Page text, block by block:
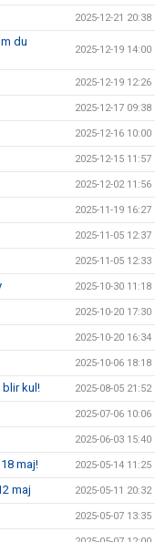
2025-12-21 20:38
du
2025-12-19 14:00
2025-12-19 12:26
2025-12-17 09:38
2025-12-16 10:00
2025-12-15 11:57
2025-12-02 11:56
2025-11-19 16:27
2025-11-05 12:37
2025-11-05 12:33
2025-10-30 11:18
2025-10-20 17:30
2025-10-20 16:34
2025-10-06 18:18
blir kul! 2025-08-05 21:52
2025-07-06 10:06
2025-06-03 15:40
maj! 2025-05-14 11:25
maj 2025-05-11 20:32
2025-05-07 13:35